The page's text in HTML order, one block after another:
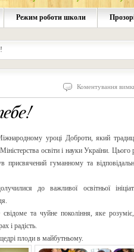
Режим роботи школи
Коментування
уроці Доброти, який
освіти і науки України. Цього
гуманному та
до важливої освітньої
та чуйне покоління, яке
і радість.
плоди в майбутньому.